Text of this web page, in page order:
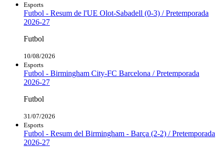
Esports
Futbol - Resum de l'UE Olot-Sabadell (0-3) / Pretemporada
2026-27
Futbol
10/08/2026
Esports
Futbol - Birmingham City-FC Barcelona / Pretemporada
2026-27
Futbol
31/07/2026
Esports
Futbol - Resum del Birmingham - Barça (2-2) / Pretemporada
2026-27